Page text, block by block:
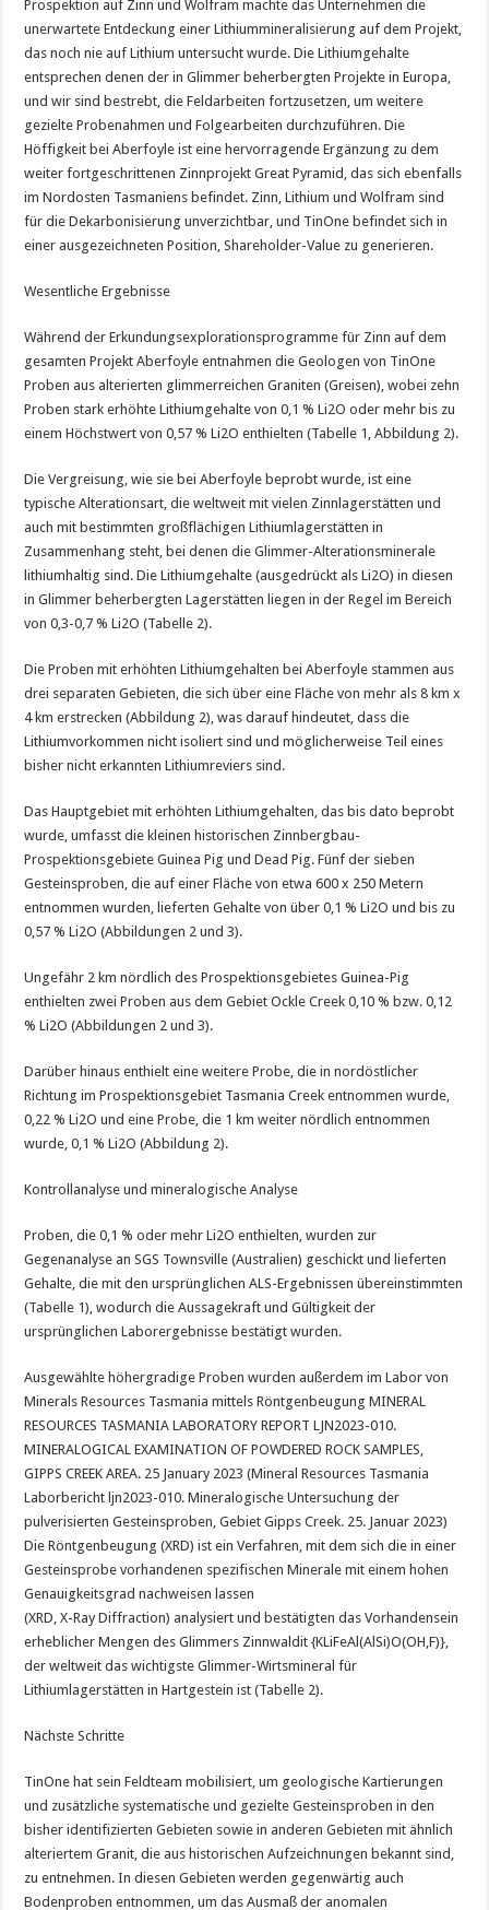
Prospektion auf Zinn und Wolfram machte das Unternehmen die
unerwartete Entdeckung einer Lithiummineralisierung auf dem Projekt,
das noch nie auf Lithium untersucht wurde. Die Lithiumgehalte
entsprechen denen der in Glimmer beherbergten Projekte in Europa,
und wir sind bestrebt, die Feldarbeiten fortzusetzen, um weitere
gezielte Probenahmen und Folgearbeiten durchzuführen. Die
Höffigkeit bei Aberfoyle ist eine hervorragende Ergänzung zu dem
weiter fortgeschrittenen Zinnprojekt Great Pyramid, das sich ebenfalls
im Nordosten Tasmaniens befindet. Zinn, Lithium und Wolfram sind
für die Dekarbonisierung unverzichtbar, und TinOne befindet sich in
einer ausgezeichneten Position, Shareholder-Value zu generieren.
Wesentliche Ergebnisse
Während der Erkundungsexplorationsprogramme für Zinn auf dem
gesamten Projekt Aberfoyle entnahmen die Geologen von TinOne
Proben aus alterierten glimmerreichen Graniten (Greisen), wobei zehn
Proben stark erhöhte Lithiumgehalte von 0,1 % Li2O oder mehr bis zu
einem Höchstwert von 0,57 % Li2O enthielten (Tabelle 1, Abbildung 2).
Die Vergreisung, wie sie bei Aberfoyle beprobt wurde, ist eine
typische Alterationsart, die weltweit mit vielen Zinnlagerstätten und
auch mit bestimmten großflächigen Lithiumlagerstätten in
Zusammenhang steht, bei denen die Glimmer-Alterationsminerale
lithiumhaltig sind. Die Lithiumgehalte (ausgedrückt als Li2O) in diesen
in Glimmer beherbergten Lagerstätten liegen in der Regel im Bereich
von 0,3-0,7 % Li2O (Tabelle 2).
Die Proben mit erhöhten Lithiumgehalten bei Aberfoyle stammen aus
drei separaten Gebieten, die sich über eine Fläche von mehr als 8 km x
4 km erstrecken (Abbildung 2), was darauf hindeutet, dass die
Lithiumvorkommen nicht isoliert sind und möglicherweise Teil eines
bisher nicht erkannten Lithiumreviers sind.
Das Hauptgebiet mit erhöhten Lithiumgehalten, das bis dato beprobt
wurde, umfasst die kleinen historischen Zinnbergbau-
Prospektionsgebiete Guinea Pig und Dead Pig. Fünf der sieben
Gesteinsproben, die auf einer Fläche von etwa 600 x 250 Metern
entnommen wurden, lieferten Gehalte von über 0,1 % Li2O und bis zu
0,57 % Li2O (Abbildungen 2 und 3).
Ungefähr 2 km nördlich des Prospektionsgebietes Guinea-Pig
enthielten zwei Proben aus dem Gebiet Ockle Creek 0,10 % bzw. 0,12
% Li2O (Abbildungen 2 und 3).
Darüber hinaus enthielt eine weitere Probe, die in nordöstlicher
Richtung im Prospektionsgebiet Tasmania Creek entnommen wurde,
0,22 % Li2O und eine Probe, die 1 km weiter nördlich entnommen
wurde, 0,1 % Li2O (Abbildung 2).
Kontrollanalyse und mineralogische Analyse
Proben, die 0,1 % oder mehr Li2O enthielten, wurden zur
Gegenanalyse an SGS Townsville (Australien) geschickt und lieferten
Gehalte, die mit den ursprünglichen ALS-Ergebnissen übereinstimmten
(Tabelle 1), wodurch die Aussagekraft und Gültigkeit der
ursprünglichen Laborergebnisse bestätigt wurden.
Ausgewählte höhergradige Proben wurden außerdem im Labor von
Minerals Resources Tasmania mittels Röntgenbeugung MINERAL
RESOURCES TASMANIA LABORATORY REPORT LJN2023-010.
MINERALOGICAL EXAMINATION OF POWDERED ROCK SAMPLES,
GIPPS CREEK AREA. 25 January 2023 (Mineral Resources Tasmania
Laborbericht ljn2023-010. Mineralogische Untersuchung der
pulverisierten Gesteinsproben, Gebiet Gipps Creek. 25. Januar 2023)
Die Röntgenbeugung (XRD) ist ein Verfahren, mit dem sich die in einer
Gesteinsprobe vorhandenen spezifischen Minerale mit einem hohen
Genauigkeitsgrad nachweisen lassen
(XRD, X-Ray Diffraction) analysiert und bestätigten das Vorhandensein
erheblicher Mengen des Glimmers Zinnwaldit {KLiFeAl(AlSi)O(OH,F)},
der weltweit das wichtigste Glimmer-Wirtsmineral für
Lithiumlagerstätten in Hartgestein ist (Tabelle 2).
Nächste Schritte
TinOne hat sein Feldteam mobilisiert, um geologische Kartierungen
und zusätzliche systematische und gezielte Gesteinsproben in den
bisher identifizierten Gebieten sowie in anderen Gebieten mit ähnlich
alteriertem Granit, die aus historischen Aufzeichnungen bekannt sind,
zu entnehmen. In diesen Gebieten werden gegenwärtig auch
Bodenproben entnommen, um das Ausmaß der anomalen